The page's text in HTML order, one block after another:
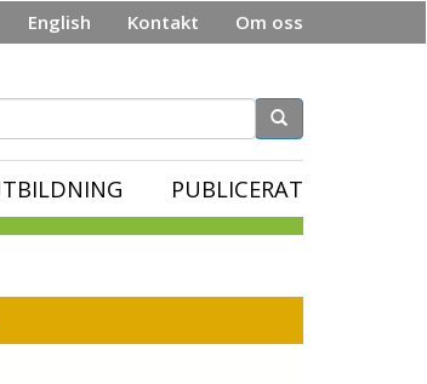
English Kontakt Om oss
PUBLICERAT